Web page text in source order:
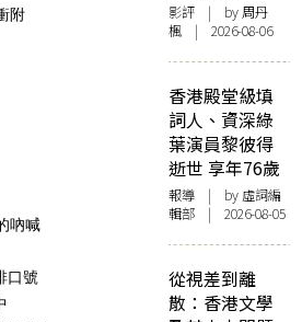
附
吶喊
口號
影評 | by周丹
楓 | 2026-08-06
香港殿堂級填
詞人、資深綠
葉演員黎彼得
逝世 享年76歲
報導 | by 虛詞編
輯部 | 2026-08-05
從視差到離
散：香港文學